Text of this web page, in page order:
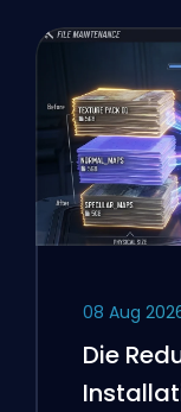
08 Aug
Die